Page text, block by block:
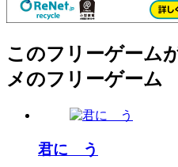
このフリーゲーム
メのフリーゲーム
君に う